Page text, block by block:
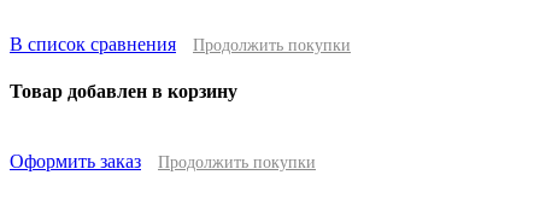
В список сравнения Продолжить покупки
Товар добавлен в корзину
Оформить заказ Продолжить покупки